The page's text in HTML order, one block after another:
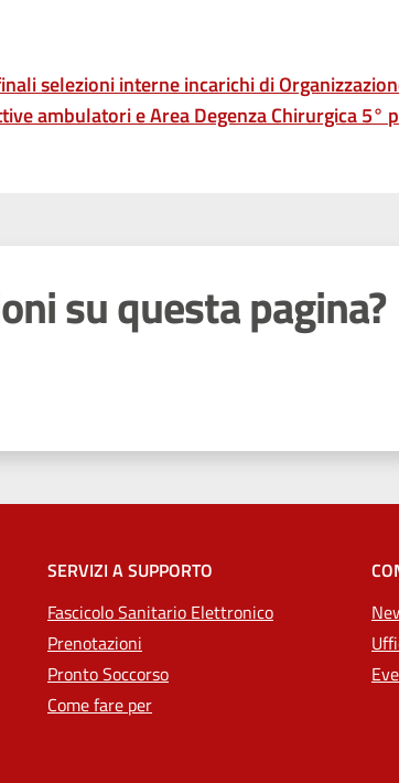
selezioni interne incarichi di
ambulatori e Area Degenza Chirurgica 5°
su questa pagina?
SERVIZI A SUPPORTO
Fascicolo Sanitario Elettronico
Prenotazioni
Pronto Soccorso
Come fare per